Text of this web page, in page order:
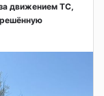
движением ТС,